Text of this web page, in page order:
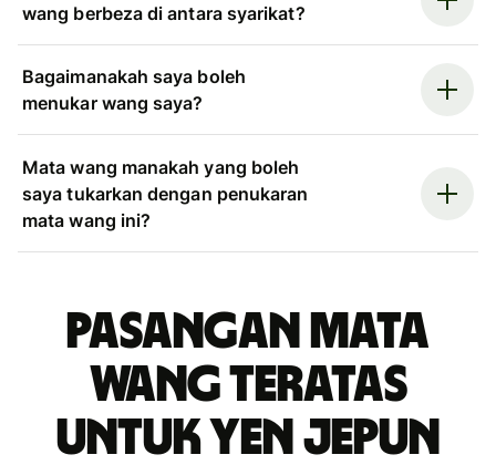
wang berbeza di antara syarikat?
Bagaimanakah saya boleh
menukar wang saya?
Mata wang manakah yang boleh
saya tukarkan dengan penukaran
mata wang ini?
Pasangan mata
wang teratas
untuk yen Jepun